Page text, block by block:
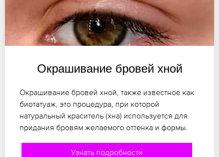
Окрашивание бровей хной
Окрашивание бровей хной, также известное как
биотатуаж, это процедура, при которой
натуральный краситель (хна) используется для
придания бровям желаемого оттенка и формы.
Узнать подробности